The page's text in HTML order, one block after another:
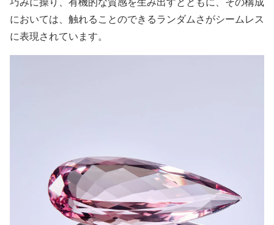
においては、触れることのできるランダムさがシームレス
に表現されています。